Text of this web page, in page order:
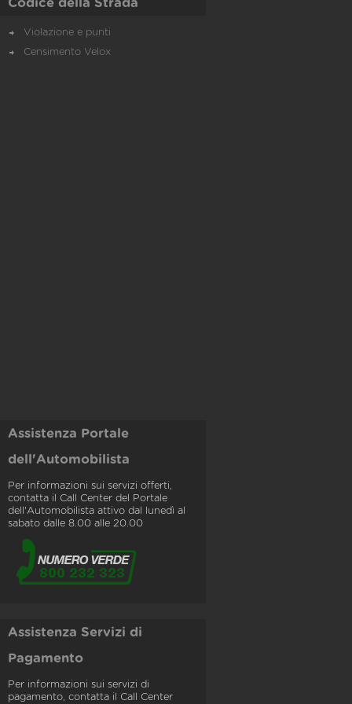
Codice della Strada
Violazione e punti
Censimento Velox
Assistenza Portale
dell'Automobilista
Per informazioni sui servizi offerti,
contatta il Call Center del Portale
dell'Automobilista attivo dal lunedì al
sabato dalle 8.00 alle 20.00
Assistenza Servizi di
Pagamento
Per informazioni sui servizi di
pagamento, contatta il Call Center